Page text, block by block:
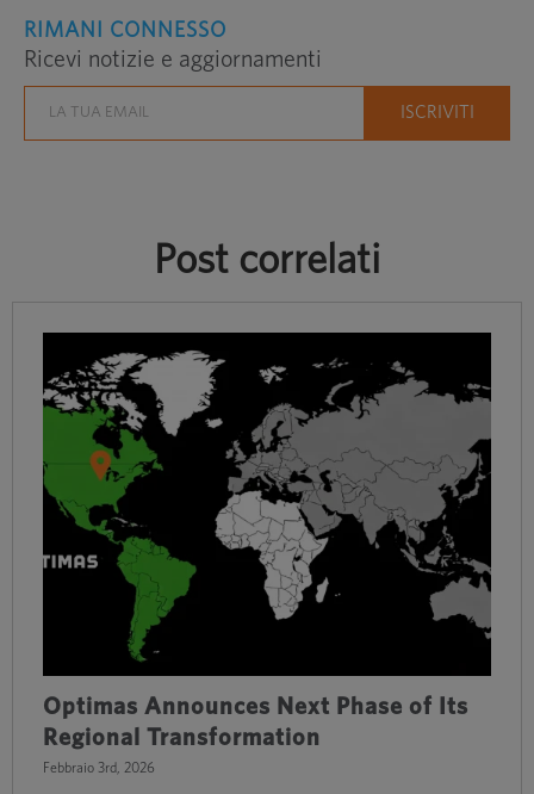
RIMANI CONNESSO
Ricevi notizie e aggiornamenti
Post correlati
Optimas Announces Next Phase of Its
Regional Transformation
Febbraio 3rd, 2026